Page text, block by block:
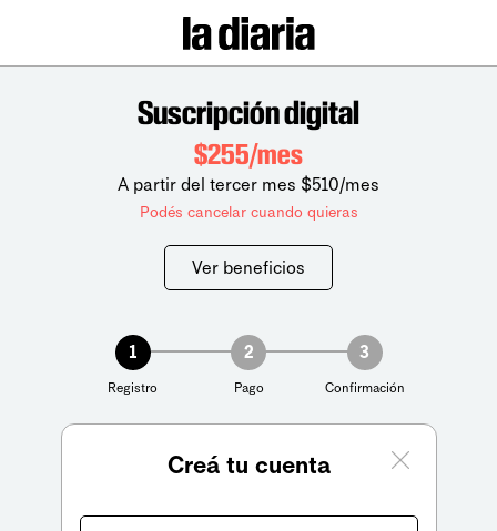
Suscripción digital
$255/mes
A partir del tercer mes $510/mes
Podés cancelar cuando quieras
Ver beneficios
1
Registro
2
Pago
3
Confirmación
Creá tu cuenta